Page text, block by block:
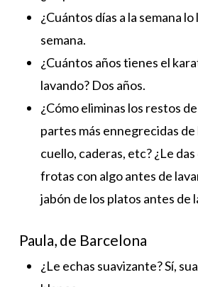
¿Cuántos días a la semana
semana.
¿Cuántos años tienes el
lavando? Dos años.
¿Cómo eliminas los restos
partes más ennegrecidas de
cuello, caderas, etc? ¿Le
frotas con algo antes de
jabón de los platos antes de
Paula, de Barcelona
¿Le echas suavizante? Sí,